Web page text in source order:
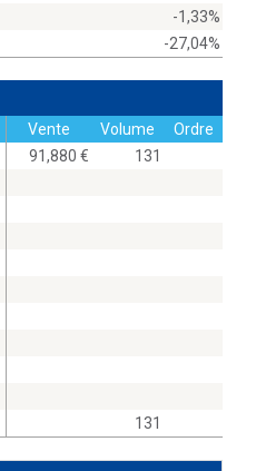
-1,33%
-27,04%
Vente Volume
Ordre
91,880
131
131